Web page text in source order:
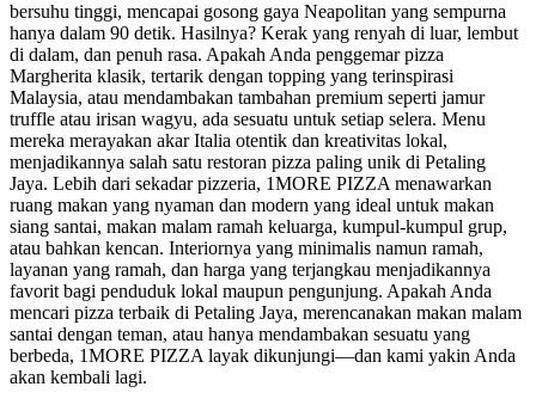
bersuhu tinggi, mencapai gosong gaya Neapolitan yang sempurna
hanya dalam 90 detik. Hasilnya? Kerak yang renyah di luar, lembut
di dalam, dan penuh rasa. Apakah Anda penggemar pizza
Margherita klasik, tertarik dengan topping yang terinspirasi
Malaysia, atau mendambakan tambahan premium seperti jamur
truffle atau irisan wagyu, ada sesuatu untuk setiap selera. Menu
mereka merayakan akar Italia otentik dan kreativitas lokal,
menjadikannya salah satu restoran pizza paling unik di Petaling
Jaya. Lebih dari sekadar pizzeria, 1MORE PIZZA menawarkan
ruang makan yang nyaman dan modern yang ideal untuk makan
siang santai, makan malam ramah keluarga, kumpul-kumpul grup,
atau bahkan kencan. Interiornya yang minimalis namun ramah,
layanan yang ramah, dan harga yang terjangkau menjadikannya
favorit bagi penduduk lokal maupun pengunjung. Apakah Anda
mencari pizza terbaik di Petaling Jaya, merencanakan makan malam
santai dengan teman, atau hanya mendambakan sesuatu yang
berbeda, 1MORE PIZZA layak dikunjungi—dan kami yakin Anda
akan kembali lagi.